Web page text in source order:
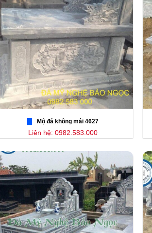
Mộ đá không mái 4627
Liên hệ: 0982.583.000